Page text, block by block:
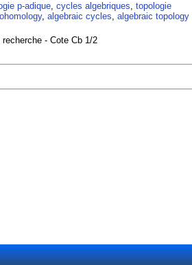
p-adique, cycles algebriques, topologie
, algebraic cycles, algebraic topology
- Cote Cb 1/2